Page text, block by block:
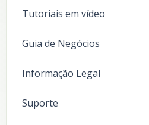
Tutoriais em vídeo
Guia de Negócios
Informação Legal
Suporte